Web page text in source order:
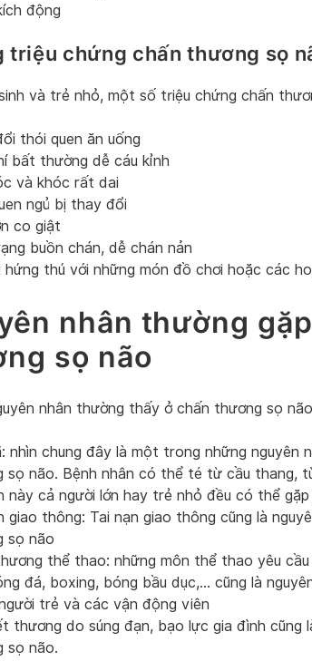
động
triệu chứng chấn thương sọ
và trẻ nhỏ, một số triệu chứng chấn
thói quen ăn uống
bất thường dễ cáu kỉnh
và khóc rất dai
ngủ bị thay đổi
co giật
buồn chán, dễ chán nản
hứng thú với những món đồ chơi hoặc các
nhân thường
sọ não
nhân thường thấy ở chấn thương sọ
nhìn chung đây là một trong những nguyên
sọ não. Bệnh nhân có thể té từ cầu thang,
này cả người lớn hay trẻ nhỏ đều có thể gặp
giao thông: Tai nạn giao thông cũng là
sọ não
thể thao: những môn thể thao yêu
đá, boxing, bóng bầu dục,… cũng là
trẻ và các vận động viên
thương do súng đạn, bạo lực gia đình cũng
sọ não.